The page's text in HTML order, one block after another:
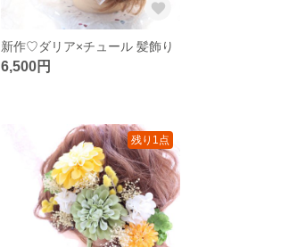
新作♡ダリア×チュール 髪飾り
6,500円
残り1点